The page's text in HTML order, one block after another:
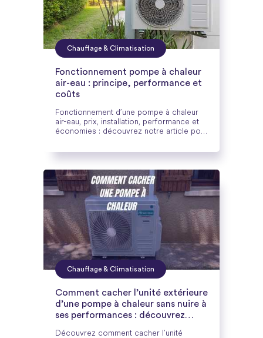
Chauffage & Climatisation
Fonctionnement pompe à chaleur
air-eau : principe, performance et
coûts
Fonctionnement d’une pompe à chaleur
air-eau, prix, installation, performance et
économies : découvrez notre article pour
Chauffage & Climatisation
Comment cacher l’unité extérieure
d’une pompe à chaleur sans nuire à
ses performances : découvrez
Découvrez comment cacher l’unité